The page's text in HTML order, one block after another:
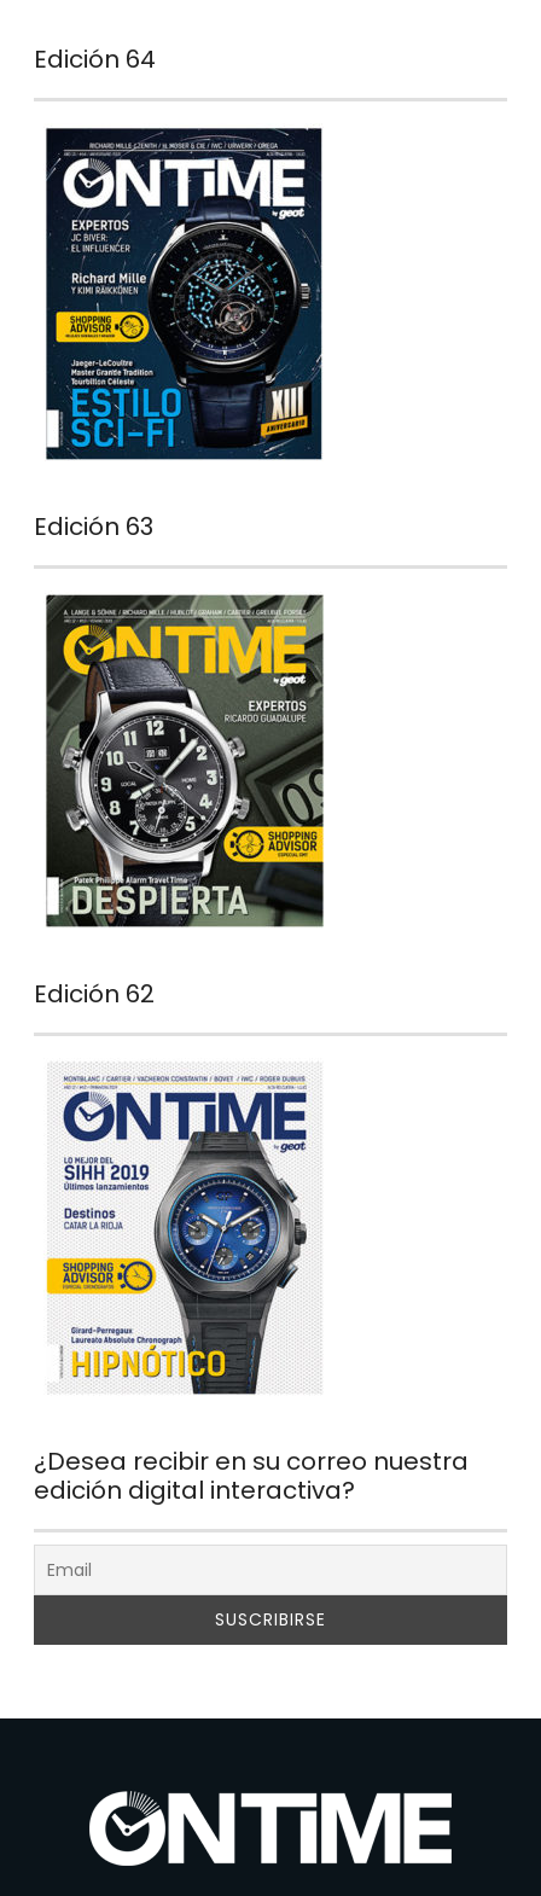
Edición 64
Edición 63
Edición 62
¿Desea recibir en su correo nuestra
edición digital interactiva?